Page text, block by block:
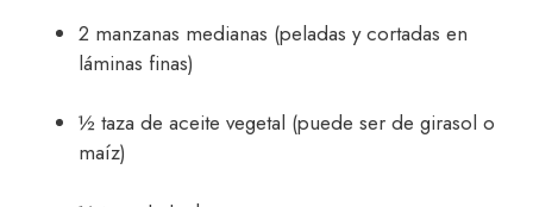
2 manzanas medianas (peladas y cortadas en
láminas finas)
½ taza de aceite vegetal (puede ser de girasol o
maíz)